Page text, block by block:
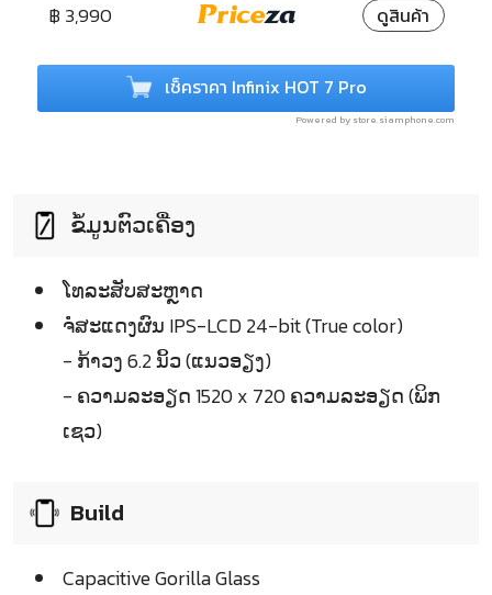
฿ 3,990 ดูสินค้า
เช็คราคา Infinix HOT 7 Pro
Powered by store.siamphone.com
ຂໍ້ມູນຕົວເຄື່ອງ
ໂທລະສັບສະຫຼາດ
ຈໍໍສະແດງຜົນ IPS-LCD 24-bit (True color)
- ກ້າວງ 6.2 ນິ້ວ (ແນວອຽງ)
- ຄວາມລະອຽດ 1520 x 720 ຄວາມລະອຽດ (ພິກ
ເຊວ)
Build
Capacitive Gorilla Glass